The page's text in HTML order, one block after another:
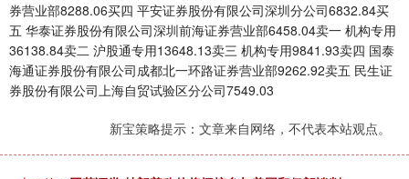
券营业部8288.06买四 平安证券股份有限公司深圳分公司6832.84买
五 华泰证券股份有限公司深圳前海证券营业部6458.04卖一 机构专用
36138.84卖二 沪股通专用13648.13卖三 机构专用9841.93卖四 国泰
海通证券股份有限公司成都北一环路证券营业部9262.92卖五 民生证
券股份有限公司上海自贸试验区分公司7549.03
新宝策略提示：文章来自网络，不代表本站观点。